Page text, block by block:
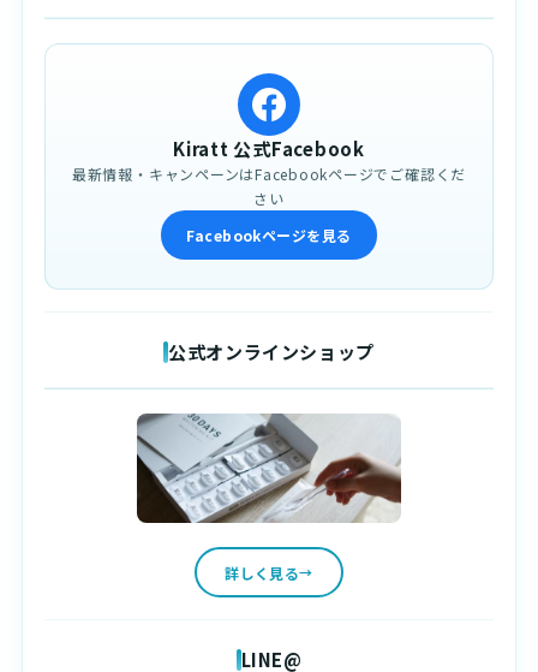
Kiratt 公式Facebook
最新情報・キャンペーンはFacebookページでご確認くだ
さい
Facebookページを見る
公式オンラインショップ
詳しく見る
LINE@